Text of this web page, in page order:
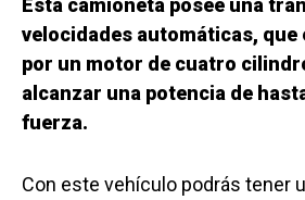
Esta camioneta posee una
velocidades automáticas, que
por un motor de cuatro
alcanzar una potencia de
fuerza.
Con este vehículo podrás tener